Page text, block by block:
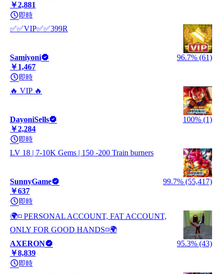
￥2,881
即時
✅✅VIP✅✅399R
Samiyoni
96.7% (61)
￥1,467
即時
🔥 VIP 🔥
DayoniSells
100% (1)
￥2,284
即時
LV 18 | 7-10K Gems | 150 -200 Train burners
SunnyGame
99.7% (55,417)
￥637
即時
🌍◽ PERSONAL ACCOUNT, FAT ACCOUNT,
ONLY FOR GOOD HANDS◽🌍
AXERON
95.3% (43)
￥8,839
即時